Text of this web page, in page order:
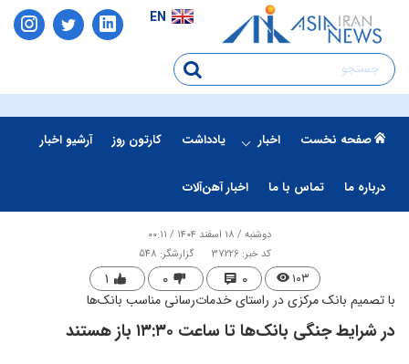
EN
صفحه نخست اخبار یادداشت کارتون روز آرشیو اخبار
درباره ما تماس با ما اخبار آهن‌آلات
دوشنبه / ۱۸ اسفند ۱۴۰۴ / ۰۰:۱۱
کد خبر: 37226
گزارشگر: 548
۱۰۳ ۰ ۰ ۱
با تصمیم بانک مرکزی در راستای خدمات‌رسانی مناسب بانک‌ها
در شرایط جنگی ​بانک‌ها تا ساعت ۱۳:۳۰ باز هستند